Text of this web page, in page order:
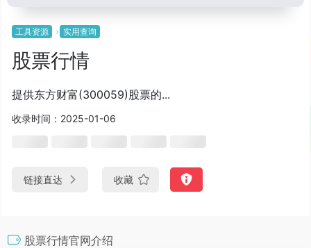
工具资源 实用查询
股票行情
提供东方财富(300059)股票的...
收录时间：2025-01-06
链接直达 收藏
股票行情官网介绍